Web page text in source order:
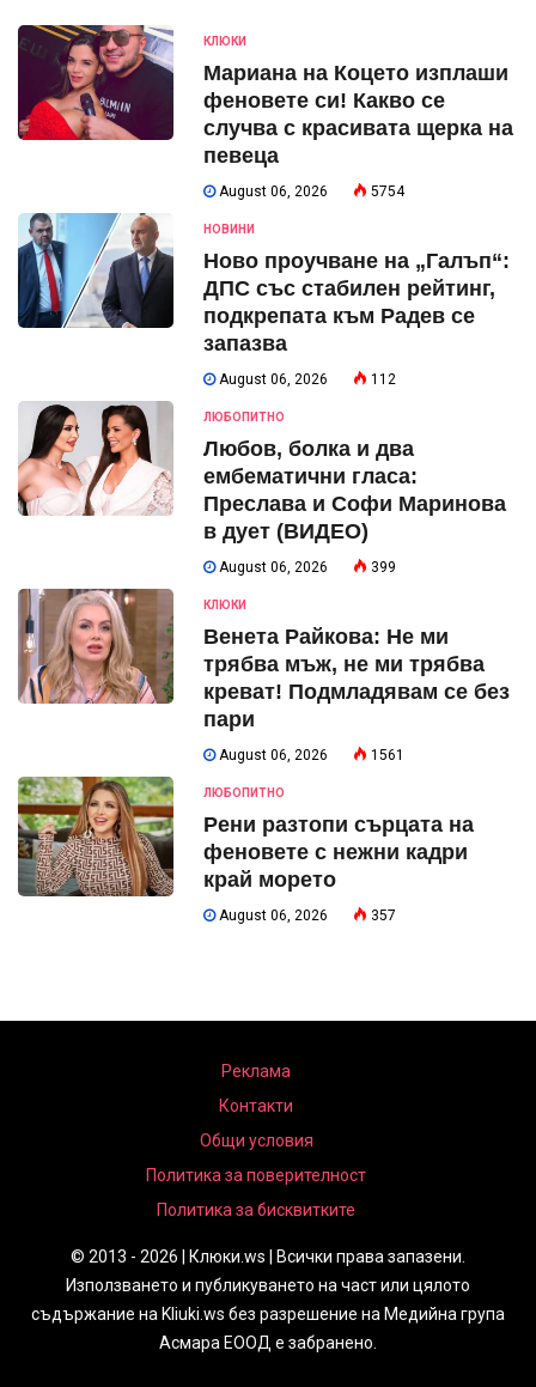
КЛЮКИ
Мариана на Коцето изплаши
феновете си! Какво се
случва с красивата щерка на
певеца
August 06, 2026 5754
НОВИНИ
Ново проучване на „Галъп“:
ДПС със стабилен рейтинг,
подкрепата към Радев се
запазва
August 06, 2026 112
ЛЮБОПИТНО
Любов, болка и два
ембематични гласа:
Преслава и Софи Маринова
в дует (ВИДЕО)
August 06, 2026 399
КЛЮКИ
Венета Райкова: Не ми
трябва мъж, не ми трябва
креват! Подмладявам се без
пари
August 06, 2026 1561
ЛЮБОПИТНО
Рени разтопи сърцата на
феновете с нежни кадри
край морето
August 06, 2026 357
Реклама
Контакти
Общи условия
Политика за поверителност
Политика за бисквитките
© 2013 - 2026 | Клюки.ws | Всички права запазени.
Използването и публикуването на част или цялото
съдържание на Kliuki.ws без разрешение на Медийна група
Асмара ЕООД е забранено.